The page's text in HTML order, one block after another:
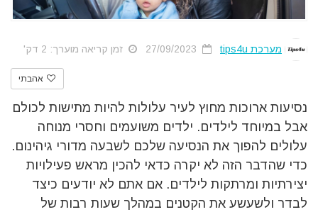
מערכת tips4u זמן קריאה מוערך: 2 דק'
אהבתי
נסיעות ארוכות מחוץ לעיר עלולות להיות מתישות לכולם
אבל במיוחד לילדים. ילדים משועמים וחסרי מנוחה
עלולים להפוך את הנסיעה שלכם לשבעה מדורי גיהינום.
כדי שהדבר הזה לא יקרה כדאי להכין מראש פעילויות
יצירתיות ומרתקות לילדים. אם אתם לא יודעים כיצד
לבדר ולשעשע את הקטנים במהלך שעות רבות של